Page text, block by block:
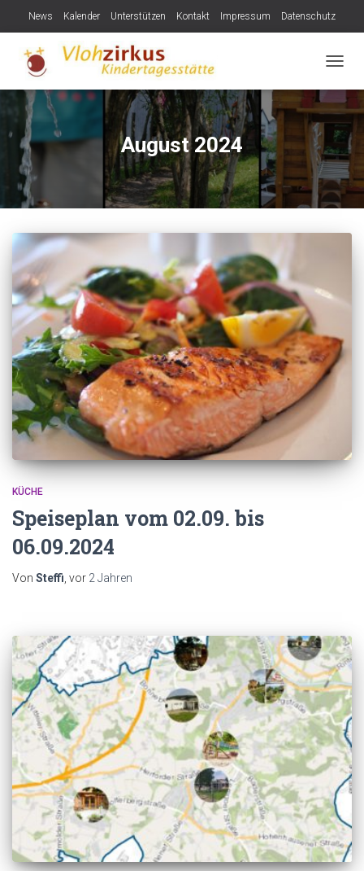
News Kalender Unterstützen Kontakt Impressum Datenschutz
August 2024
KÜCHE
Speiseplan vom 02.09. bis
06.09.2024
Von Steffi , vor 2 Jahren